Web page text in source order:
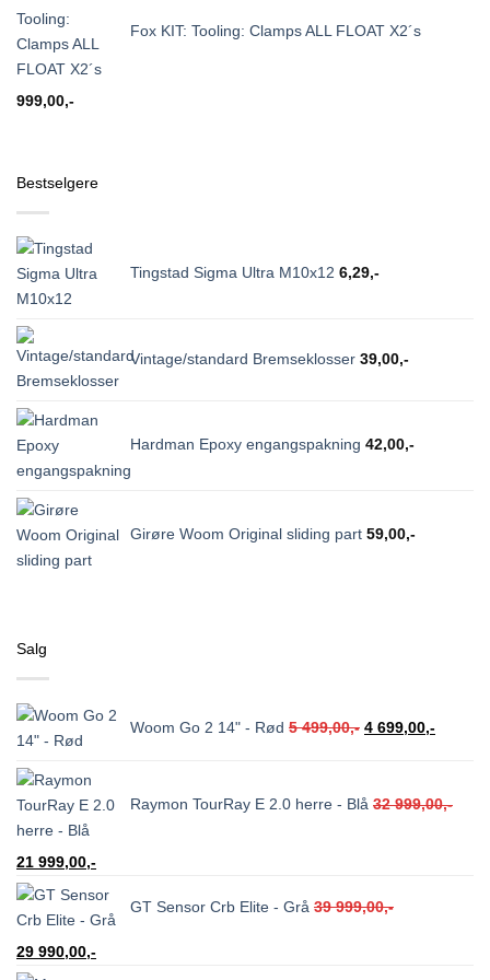
Fox KIT: Tooling: Clamps ALL FLOAT X2´s
999,00,-
Bestselgere
Tingstad Sigma Ultra M10x12 6,29,-
Vintage/standard Bremseklosser 39,00,-
Hardman Epoxy engangspakning 42,00,-
Girøre Woom Original sliding part 59,00,-
Salg
Woom Go 2 14" - Rød 5 499,00,- pris
499,00,-.
4 699,00,-pris
Raymon TourRay E 2.0 herre - Blå 32 999,00,-
Opprinnelig
pris
var:
999,00,-.
21 999,00,-Nåværende
er:
999,00,-.
GT Sensor Crb Elite - Grå 39 999,00,-
Opprinnelig
pris
29 990,00,-Nåværende